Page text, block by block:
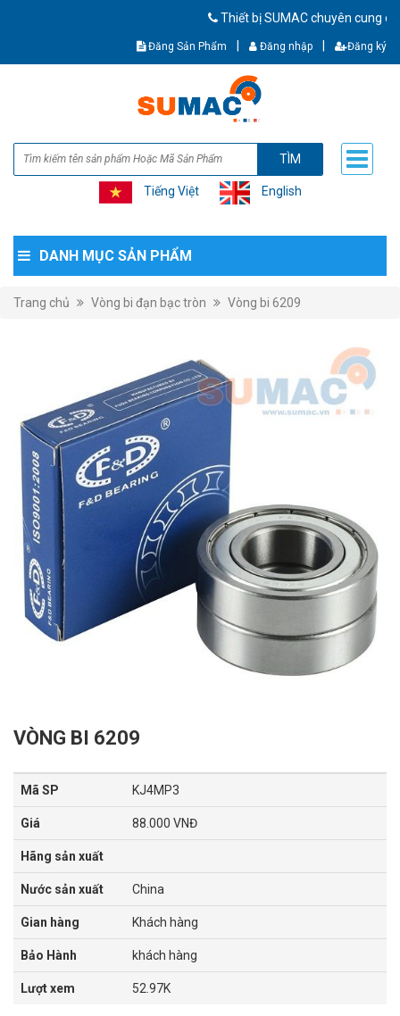
Thiết bị SUMAC chuyên cung cấp thiết
Đăng Sản Phẩm Đăng nhập Đăng ký
TÌM
Tiếng Việt English
DANH MỤC SẢN PHẨM
Trang chủ Vòng bi đạn bạc tròn Vòng bi 6209
VÒNG BI 6209
Mã SP KJ4MP3
Giá 88.000 VNĐ
Hãng sản xuất
Nước sản xuất China
Gian hàng Khách hàng
Bảo Hành khách hàng
Lượt xem 52.97K